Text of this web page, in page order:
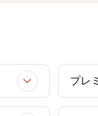
プレ